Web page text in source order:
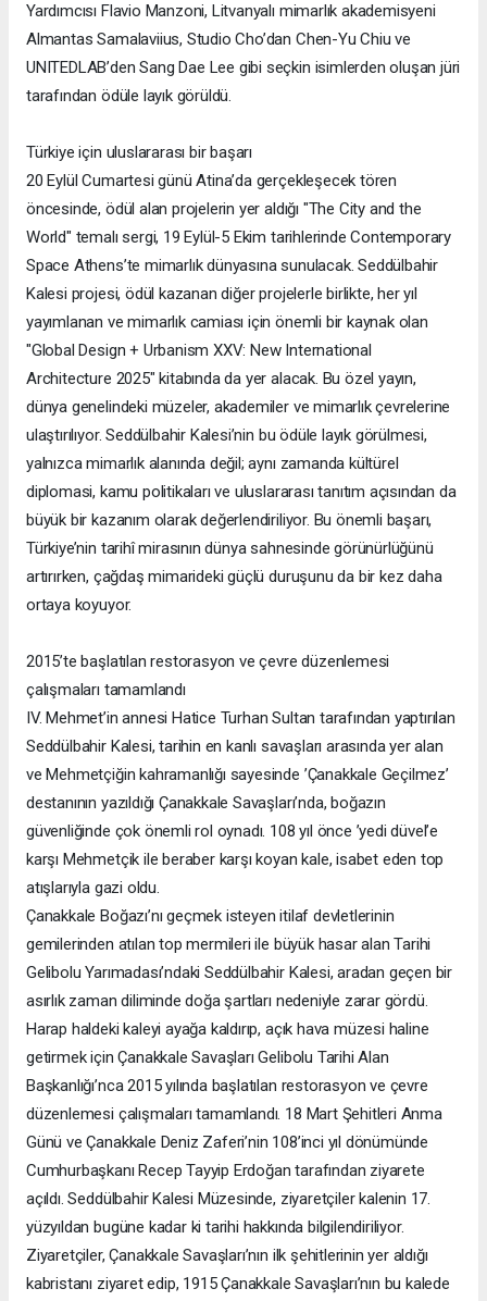
Yardımcısı Flavio Manzoni, Litvanyalı mimarlık akademisyeni
Almantas Samalaviius, Studio Cho’dan Chen-Yu Chiu ve
UNITEDLAB’den Sang Dae Lee gibi seçkin isimlerden oluşan jüri
tarafından ödüle layık görüldü.
Türkiye için uluslararası bir başarı
20 Eylül Cumartesi günü Atina’da gerçekleşecek tören
öncesinde, ödül alan projelerin yer aldığı "The City and the
World" temalı sergi, 19 Eylül-5 Ekim tarihlerinde Contemporary
Space Athens’te mimarlık dünyasına sunulacak. Seddülbahir
Kalesi projesi, ödül kazanan diğer projelerle birlikte, her yıl
yayımlanan ve mimarlık camiası için önemli bir kaynak olan
"Global Design + Urbanism XXV: New International
Architecture 2025" kitabında da yer alacak. Bu özel yayın,
dünya genelindeki müzeler, akademiler ve mimarlık çevrelerine
ulaştırılıyor. Seddülbahir Kalesi’nin bu ödüle layık görülmesi,
yalnızca mimarlık alanında değil; aynı zamanda kültürel
diplomasi, kamu politikaları ve uluslararası tanıtım açısından da
büyük bir kazanım olarak değerlendiriliyor. Bu önemli başarı,
Türkiye’nin tarihî mirasının dünya sahnesinde görünürlüğünü
artırırken, çağdaş mimarideki güçlü duruşunu da bir kez daha
ortaya koyuyor.
2015’te başlatılan restorasyon ve çevre düzenlemesi
çalışmaları tamamlandı
IV. Mehmet’in annesi Hatice Turhan Sultan tarafından yaptırılan
Seddülbahir Kalesi, tarihin en kanlı savaşları arasında yer alan
ve Mehmetçiğin kahramanlığı sayesinde ’Çanakkale Geçilmez’
destanının yazıldığı Çanakkale Savaşları’nda, boğazın
güvenliğinde çok önemli rol oynadı. 108 yıl önce ’yedi düvel’e
karşı Mehmetçik ile beraber karşı koyan kale, isabet eden top
atışlarıyla gazi oldu.
Çanakkale Boğazı’nı geçmek isteyen itilaf devletlerinin
gemilerinden atılan top mermileri ile büyük hasar alan Tarihi
Gelibolu Yarımadası’ndaki Seddülbahir Kalesi, aradan geçen bir
asırlık zaman diliminde doğa şartları nedeniyle zarar gördü.
Harap haldeki kaleyi ayağa kaldırıp, açık hava müzesi haline
getirmek için Çanakkale Savaşları Gelibolu Tarihi Alan
Başkanlığı’nca 2015 yılında başlatılan restorasyon ve çevre
düzenlemesi çalışmaları tamamlandı. 18 Mart Şehitleri Anma
Günü ve Çanakkale Deniz Zaferi’nin 108’inci yıl dönümünde
Cumhurbaşkanı Recep Tayyip Erdoğan tarafından ziyarete
açıldı. Seddülbahir Kalesi Müzesinde, ziyaretçiler kalenin 17.
yüzyıldan bugüne kadar ki tarihi hakkında bilgilendiriliyor.
Ziyaretçiler, Çanakkale Savaşları’nın ilk şehitlerinin yer aldığı
kabristanı ziyaret edip, 1915 Çanakkale Savaşları’nın bu kalede